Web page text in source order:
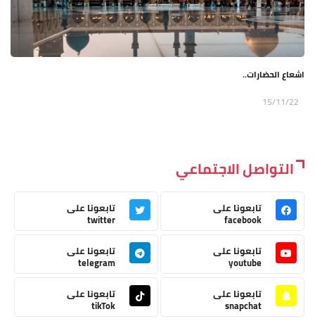
اشعاع الحضارات..
15/11/22
التواصل الاجتماعي
تابعونا على
facebook
تابعونا على
twitter
تابعونا على
youtube
تابعونا على
telegram
تابعونا على
snapchat
تابعونا على
tikTok